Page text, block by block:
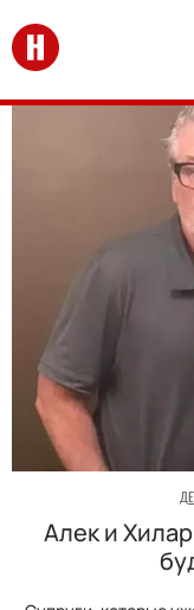
Перейти на главную
Алек и